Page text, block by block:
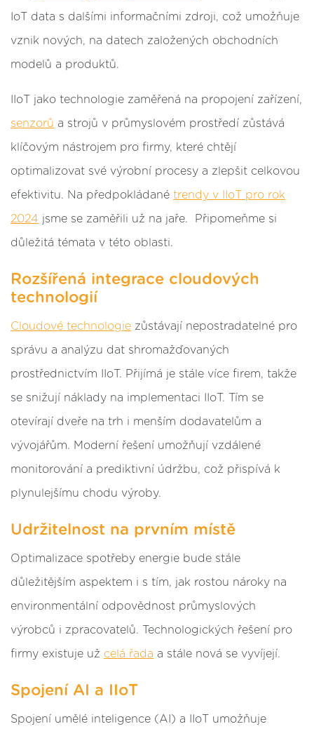
IoT data s dalšími informačními zdroji, což umožňuje
vznik nových, na datech založených obchodních
modelů a produktů.
IIoT jako technologie zaměřená na propojení zařízení,
senzorů a strojů v průmyslovém prostředí zůstává
klíčovým nástrojem pro firmy, které chtějí
optimalizovat své výrobní procesy a zlepšit celkovou
efektivitu. Na předpokládané trendy v IIoT pro rok
2024 jsme se zaměřili už na jaře. Připomeňme si
důležitá témata v této oblasti.
Rozšířená integrace cloudových
technologií
Cloudové technologie zůstávají nepostradatelné pro
správu a analýzu dat shromažďovaných
prostřednictvím IIoT. Přijímá je stále více firem, takže
se snižují náklady na implementaci IIoT. Tím se
otevírají dveře na trh i menším dodavatelům a
vývojářům. Moderní řešení umožňují vzdálené
monitorování a prediktivní údržbu, což přispívá k
plynulejšímu chodu výroby.
Udržitelnost na prvním místě
Optimalizace spotřeby energie bude stále
důležitějším aspektem i s tím, jak rostou nároky na
environmentální odpovědnost průmyslových
výrobců i zpracovatelů. Technologických řešení pro
firmy existuje už celá řada a stále nová se vyvíjejí.
Spojení AI a IIoT
Spojení umělé inteligence (AI) a IIoT umožňuje